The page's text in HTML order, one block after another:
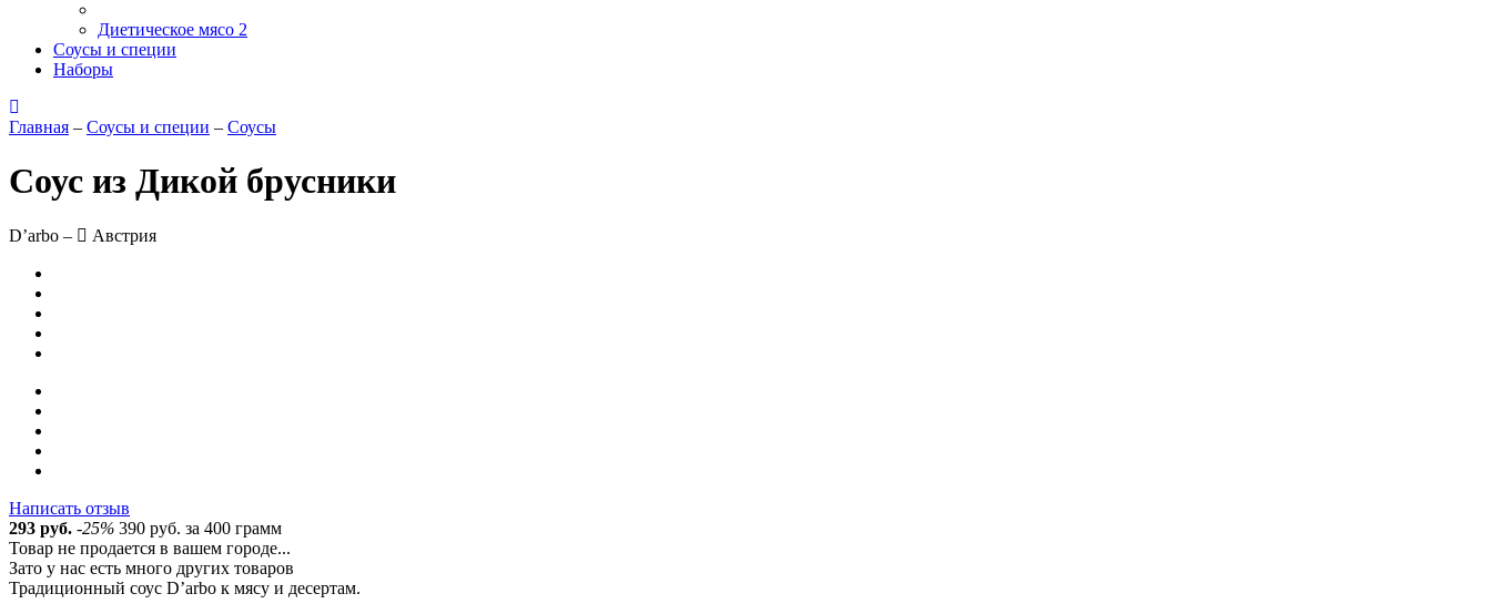
Диетическое мясо 2
Соусы и специи
Наборы
Главная – Соусы и специи – Соусы
Соус из Дикой брусники
Dʼarbo – Австрия
Написать отзыв
293 руб. -25% 390 руб. за 400 грамм
Товар не продается в вашем городе...
Зато у нас есть много других товаров
Традиционный соус Dʼarbo к мясу и десертам.